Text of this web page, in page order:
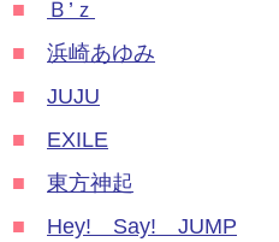
■
Ｂ’ｚ
■
浜崎あゆみ
■
JUJU
■
EXILE
■
東方神起
■
Hey! Say! JUMP